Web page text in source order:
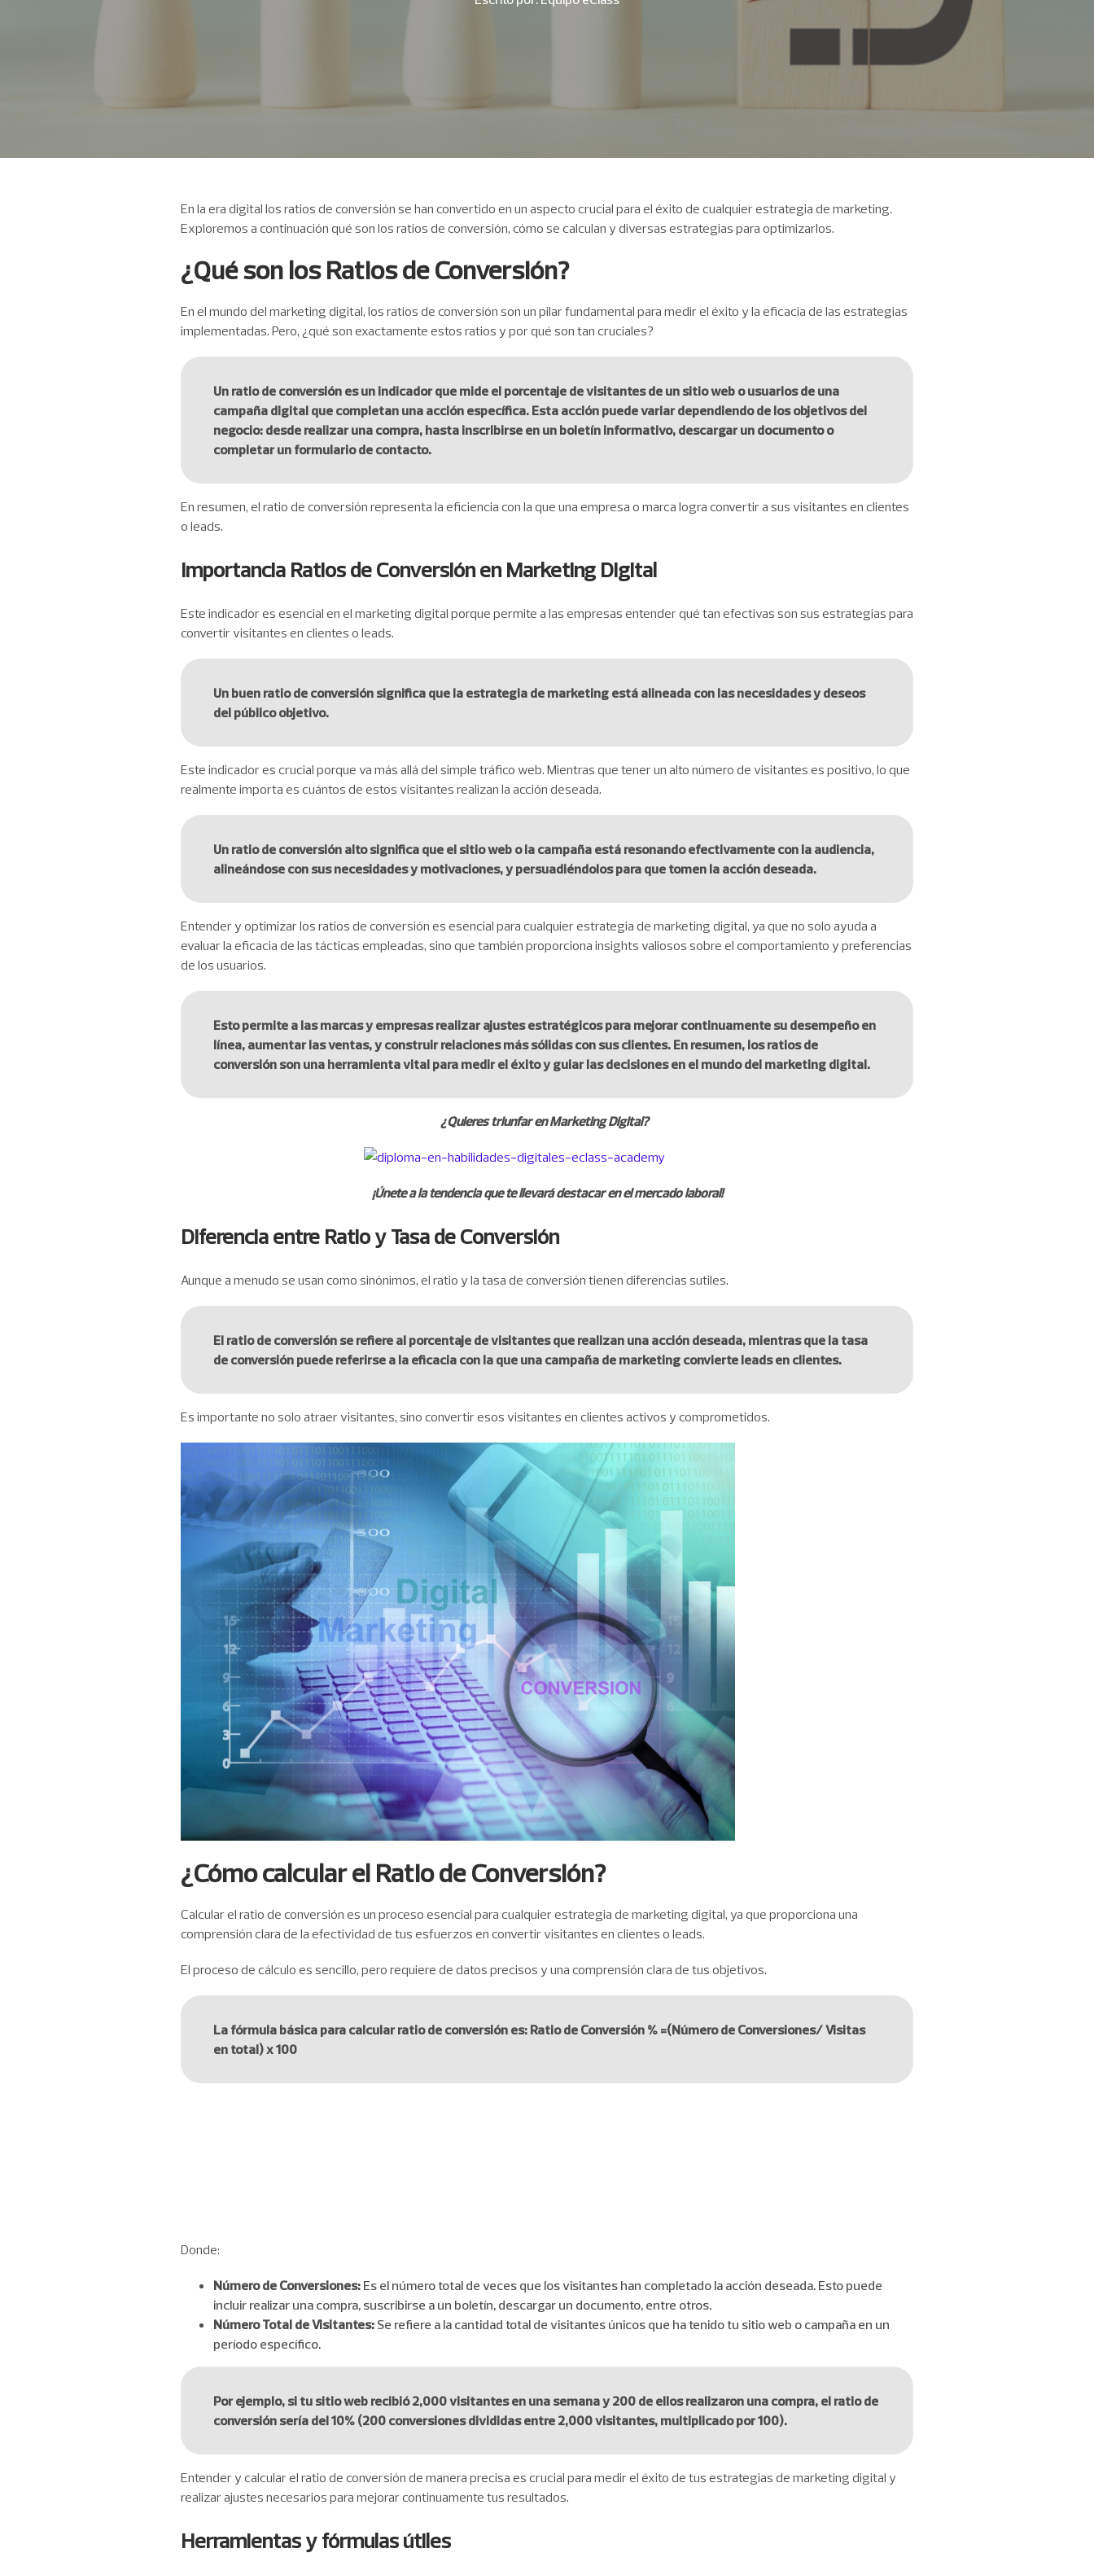
En la era digital los ratios de conversión se han convertido en un aspecto crucial para el éxito de cualquier estrategia de marketing.
Exploremos a continuación qué son los ratios de conversión, cómo se calculan y diversas estrategias para optimizarlos.
¿Qué son los Ratios de Conversión?
En el mundo del marketing digital, los ratios de conversión son un pilar fundamental para medir el éxito y la eficacia de las estrategias
implementadas. Pero, ¿qué son exactamente estos ratios y por qué son tan cruciales?
Un ratio de conversión es un indicador que mide el porcentaje de visitantes de un sitio web o usuarios de una
campaña digital que completan una acción específica. Esta acción puede variar dependiendo de los objetivos del
negocio: desde realizar una compra, hasta inscribirse en un boletín informativo, descargar un documento o
completar un formulario de contacto.
En resumen, el ratio de conversión representa la eficiencia con la que una empresa o marca logra convertir a sus visitantes en clientes
o leads.
Importancia Ratios de Conversión en Marketing Digital
Este indicador es esencial en el marketing digital porque permite a las empresas entender qué tan efectivas son sus estrategias para
convertir visitantes en clientes o leads.
Un buen ratio de conversión significa que la estrategia de marketing está alineada con las necesidades y deseos
del público objetivo.
Este indicador es crucial porque va más allá del simple tráfico web. Mientras que tener un alto número de visitantes es positivo, lo que
realmente importa es cuántos de estos visitantes realizan la acción deseada.
Un ratio de conversión alto significa que el sitio web o la campaña está resonando efectivamente con la audiencia,
alineándose con sus necesidades y motivaciones, y persuadiéndolos para que tomen la acción deseada.
Entender y optimizar los ratios de conversión es esencial para cualquier estrategia de marketing digital, ya que no solo ayuda a
evaluar la eficacia de las tácticas empleadas, sino que también proporciona insights valiosos sobre el comportamiento y preferencias
de los usuarios.
Esto permite a las marcas y empresas realizar ajustes estratégicos para mejorar continuamente su desempeño en
línea, aumentar las ventas, y construir relaciones más sólidas con sus clientes. En resumen, los ratios de
conversión son una herramienta vital para medir el éxito y guiar las decisiones en el mundo del marketing digital.
¿Quieres triunfar en Marketing Digital?
¡Únete a la tendencia que te llevará destacar en el mercado laboral!
Diferencia entre Ratio y Tasa de Conversión
Aunque a menudo se usan como sinónimos, el ratio y la tasa de conversión tienen diferencias sutiles.
El ratio de conversión se refiere al porcentaje de visitantes que realizan una acción deseada, mientras que la tasa
de conversión puede referirse a la eficacia con la que una campaña de marketing convierte leads en clientes.
Es importante no solo atraer visitantes, sino convertir esos visitantes en clientes activos y comprometidos.
¿Cómo calcular el Ratio de Conversión?
Calcular el ratio de conversión es un proceso esencial para cualquier estrategia de marketing digital, ya que proporciona una
comprensión clara de la efectividad de tus esfuerzos en convertir visitantes en clientes o leads.
El proceso de cálculo es sencillo, pero requiere de datos precisos y una comprensión clara de tus objetivos.
La fórmula básica para calcular ratio de conversión es: Ratio de Conversión % =(Número de Conversiones/ Visitas
en total) x 100
Donde:
Número de Conversiones: Es el número total de veces que los visitantes han completado la acción deseada. Esto puede
incluir realizar una compra, suscribirse a un boletín, descargar un documento, entre otros.
Número Total de Visitantes: Se refiere a la cantidad total de visitantes únicos que ha tenido tu sitio web o campaña en un
período específico.
Por ejemplo, si tu sitio web recibió 2,000 visitantes en una semana y 200 de ellos realizaron una compra, el ratio de
conversión sería del 10% (200 conversiones divididas entre 2,000 visitantes, multiplicado por 100).
Entender y calcular el ratio de conversión de manera precisa es crucial para medir el éxito de tus estrategias de marketing digital y
realizar ajustes necesarios para mejorar continuamente tus resultados.
Herramientas y fórmulas útiles